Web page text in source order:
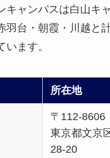
キャンパスは白山キ
羽台・朝霞・川越と
います。
所在地
〒112-8606
東京都文京
28-20